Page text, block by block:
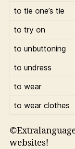
to tie one’s tie
to try on
to unbuttoning
to undress
to wear
to wear clothes
websites!